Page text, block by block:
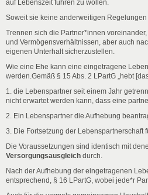
auf Lebenszeit führen zu wollen.
Soweit sie keine anderweitigen
Trennen sich die Partner*innen
und Vermögensverhältnissen, aber auch
eigenen Unterhalt sicherzustellen.
Wie eine Ehe kann eine eingetragene
werden.Gemäß § 15 Abs. 2 LPartG „hebt
1. die Lebenspartner seit einem Jahr
nicht erwartet werden kann, dass eine
2. Ein Lebenspartner die Aufhebung
3. Die Fortsetzung der Lebenspartnerschaft
Die Voraussetzungen sind identisch mit
Versorgungsausgleich durch.
Nach der Aufhebung der eingetragenen
entsprechend, § 16 LPartG, wobei jede*r